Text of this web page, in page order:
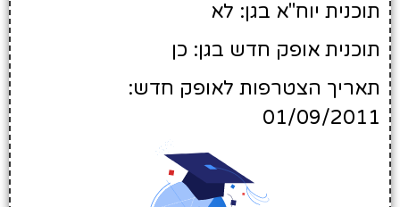
תוכנית יוח"א בגן: לא
תוכנית אופק חדש בגן: כן
תאריך הצטרפות לאופק חדש:
01/09/2011